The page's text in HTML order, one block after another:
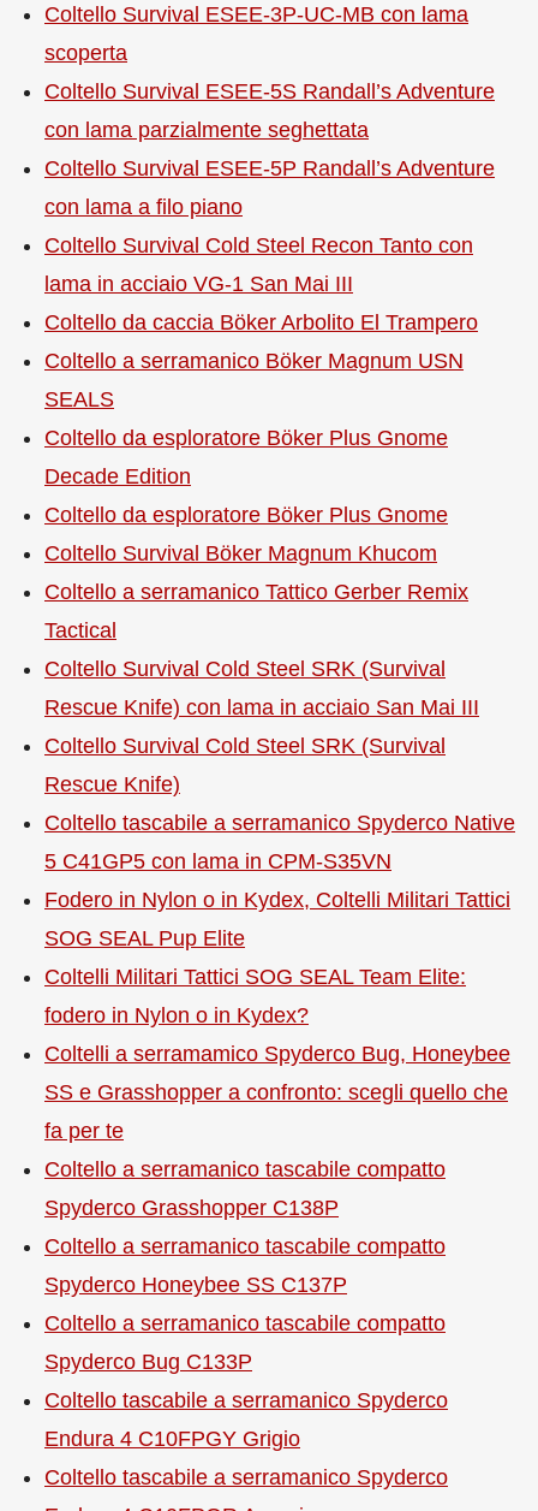
Coltello Survival ESEE-3P-UC-MB con lama
scoperta
Coltello Survival ESEE-5S Randall’s Adventure
con lama parzialmente seghettata
Coltello Survival ESEE-5P Randall’s Adventure
con lama a filo piano
Coltello Survival Cold Steel Recon Tanto con
lama in acciaio VG-1 San Mai III
Coltello da caccia Böker Arbolito El Trampero
Coltello a serramanico Böker Magnum USN
SEALS
Coltello da esploratore Böker Plus Gnome
Decade Edition
Coltello da esploratore Böker Plus Gnome
Coltello Survival Böker Magnum Khucom
Coltello a serramanico Tattico Gerber Remix
Tactical
Coltello Survival Cold Steel SRK (Survival
Rescue Knife) con lama in acciaio San Mai III
Coltello Survival Cold Steel SRK (Survival
Rescue Knife)
Coltello tascabile a serramanico Spyderco Native
5 C41GP5 con lama in CPM-S35VN
Fodero in Nylon o in Kydex, Coltelli Militari Tattici
SOG SEAL Pup Elite
Coltelli Militari Tattici SOG SEAL Team Elite:
fodero in Nylon o in Kydex?
Coltelli a serramamico Spyderco Bug, Honeybee
SS e Grasshopper a confronto: scegli quello che
fa per te
Coltello a serramanico tascabile compatto
Spyderco Grasshopper C138P
Coltello a serramanico tascabile compatto
Spyderco Honeybee SS C137P
Coltello a serramanico tascabile compatto
Spyderco Bug C133P
Coltello tascabile a serramanico Spyderco
Endura 4 C10FPGY Grigio
Coltello tascabile a serramanico Spyderco